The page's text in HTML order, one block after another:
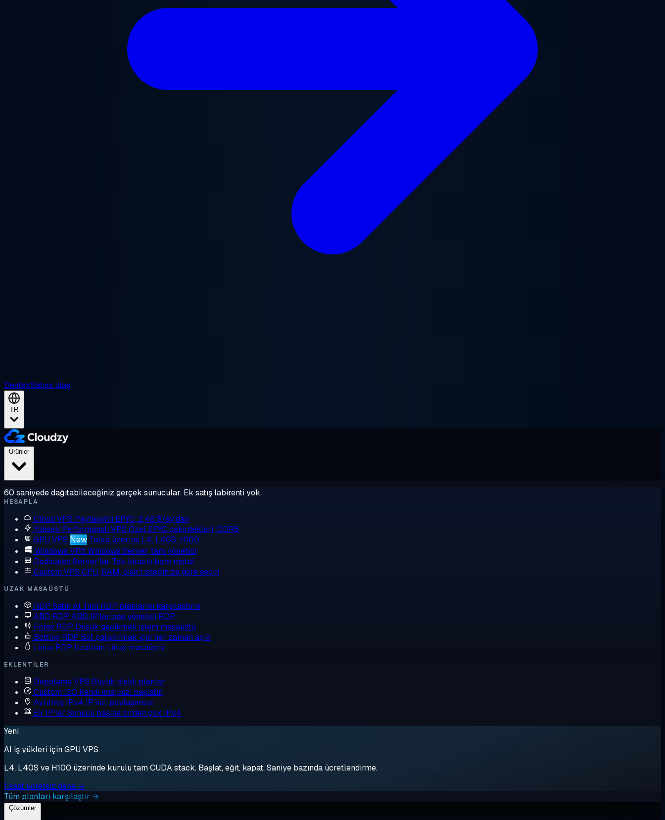
DestekSatışa ulaş
TR
Ürünler
60 saniyede dağıtabileceğiniz gerçek sunucular. Ek satış labirenti yok.
HESAPLA
Cloud VPS Paylaşımlı EPYC, 2,48 $/ay'dan
Yüksek Performanslı VPS Özel EPYC çekirdekleri, DDR5
GPU VPS New Talep üzerine L4, L40S, H100
Windows VPS Windows Server, tam yönetici
Dedicated Server'lar Tek kiracılı bare metal
Custom VPS CPU, RAM, disk'i isteğinize göre seçin
UZAK MASAÜSTÜ
RDP Satın Al Tüm RDP planlarını karşılaştırın
ABD RDP ABD IP'lerinde yönetici RDP
Forex RDP Düşük gecikmeli işlem masaüstü
Botting RDP Bot çalıştırmak için her zaman açık
Linux RDP Uzaktan Linux masaüstü
EKLENTILER
Depolama VPS Büyük diskli planlar
Custom ISO Kendi imajınızı başlatın
Ayrılmış IPv4 IP'niz, paylaşımsız
Ek IP'ler Sunucu başına birden çok IPv4
Yeni
AI iş yükleri için GPU VPS
L4, L40S ve H100 üzerinde kurulu tam CUDA stack. Başlat, eğit, kapat. Saniye bazında ücretlendirme.
1 saat ücretsiz dene →
Tüm planları karşılaştır →
Çözümler